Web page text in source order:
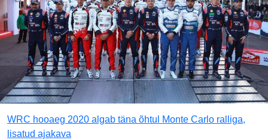
WRC hooaeg 2020 algab täna õhtul Monte Carlo ralliga,
lisatud ajakava